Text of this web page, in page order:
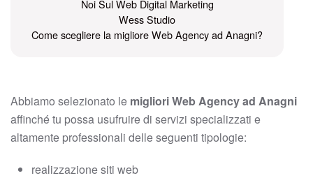
Noi Sul Web Digital Marketing
Wess Studio
Come scegliere la migliore Web Agency ad Anagni?
Abbiamo selezionato le migliori Web Agency ad Anagni
affinché tu possa usufruire di servizi specializzati e
altamente professionali delle seguenti tipologie:
realizzazione siti web